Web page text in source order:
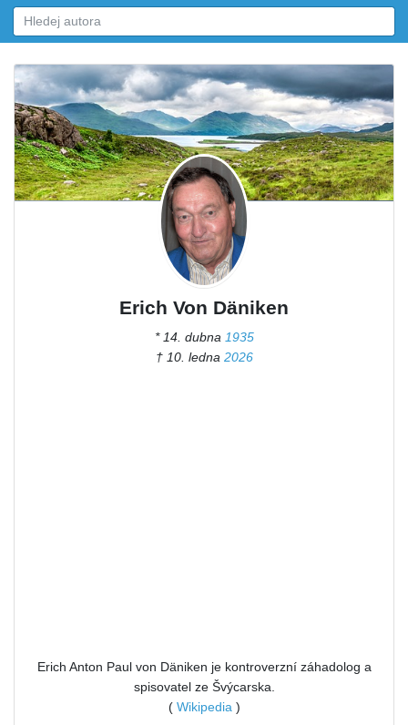
Erich Von Däniken
* 14. dubna 1935
† 10. ledna 2026
Erich Anton Paul von Däniken je kontroverzní záhadolog a
spisovatel ze Švýcarska.
( Wikipedia )